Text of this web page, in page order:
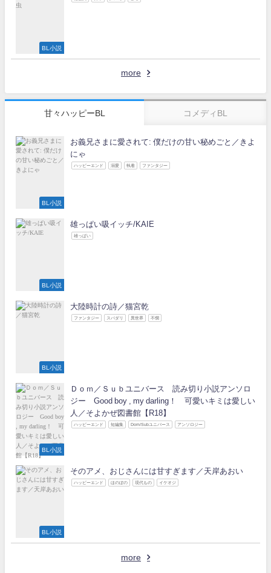
BL小説
more
甘々ハッピーBL コメディBL
BL小説
お義兄さまに愛されて: 僕だけの甘い秘めごと／きよ
にゃ
ハッピーエンド 溺愛 執着 ファンタジー
BL小説
雄っぱい吸イッチ/KAIE
雄っぱい
BL小説
大陸時計の詩／猫宮乾
ファンタジー スパダリ 異世界 不憫
BL小説
Ｄｏｍ／Ｓｕｂユニバース 読み切り小説アンソロ
ジー Good boy , my darling！ 可愛いキミは愛しい
人／そよかぜ図書館【R18】
ハッピーエンド 短編集 Dom/Subユニバース アンソロジー
BL小説
そのアメ、おじさんには甘すぎます／天岸あおい
ハッピーエンド ほのぼの 現代もの イケオジ
more